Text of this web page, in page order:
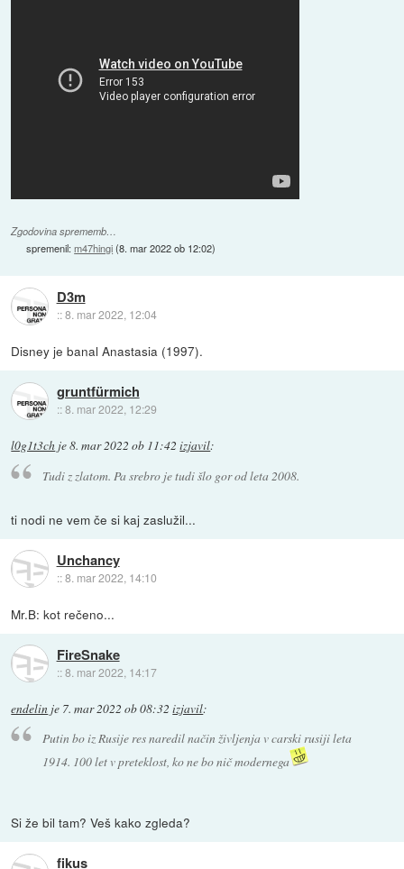
Zgodovina sprememb…
spremenil:m47hingi(8. mar 2022 ob 12:02)
D3m
::8. mar 2022, 12:04
Disney je banal Anastasia (1997).
gruntfürmich
::8. mar 2022, 12:29
l0g1t3ch je8. mar 2022 ob 11:42 izjavil:
Tudi z zlatom. Pa srebro je tudi šlo gor od leta 2008.
ti nodi ne vem če si kaj zaslužil...
Unchancy
::8. mar 2022, 14:10
Mr.B: kot rečeno...
FireSnake
::8. mar 2022, 14:17
endelin je 7. mar 2022 ob 08:32 izjavil:
Putin bo iz Rusije res naredil način življenja v carski rusiji leta
1914. 100 let v preteklost, ko ne bo nič modernega
Si že bil tam? Veš kako zgleda?
fikus_